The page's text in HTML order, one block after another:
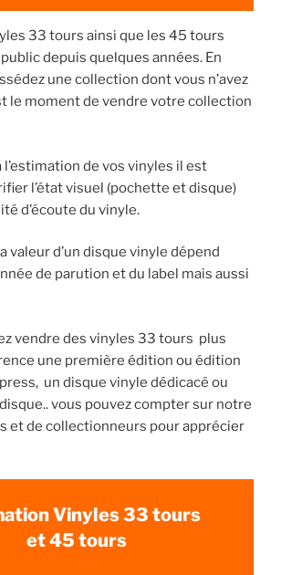
33 tours ainsi que les 45 tours
depuis quelques années. En
une collection dont vous n’avez
le moment de vendre votre collection
l’estimation de vos vinyles il est
l’état visuel (pochette et disque)
d’écoute du vinyle.
valeur d’un disque vinyle dépend
de parution et du label mais aussi
vendre des vinyles 33 tours plus
une première édition ou édition
un disque vinyle dédicacé ou
vous pouvez compter sur notre
et de collectionneurs pour apprécier
Vinyles 33 tours
et 45 tours